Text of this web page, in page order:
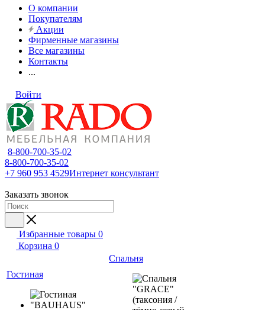
О компании
Покупателям
Акции
Фирменные магазины
Все магазины
Контакты
...
Войти
8-800-700-35-02
8-800-700-35-02
+7 960 953 4529Интернет консультант
Заказать звонок
Избранные товары 0
Корзина 0
Гостиная
Спальня